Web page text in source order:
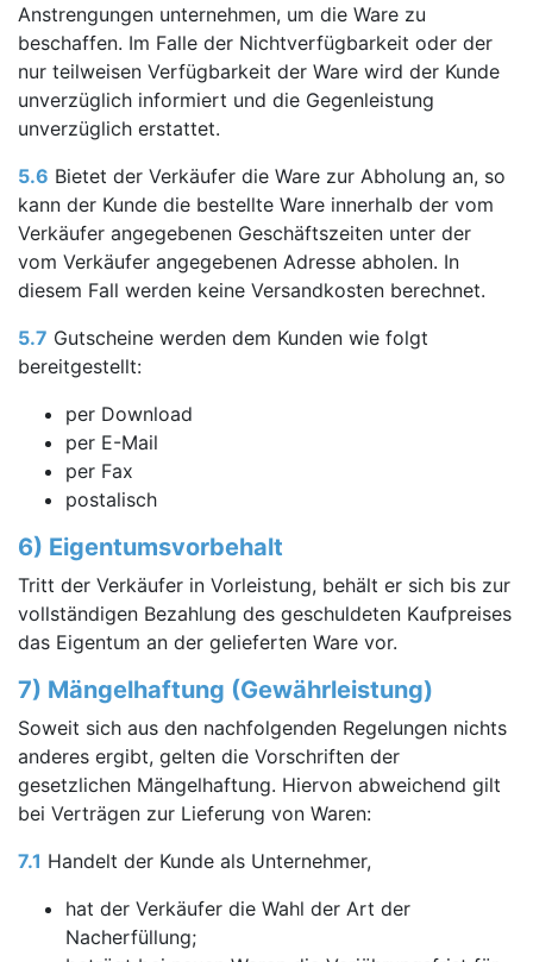
Anstrengungen unternehmen, um die Ware zu
beschaffen. Im Falle der Nichtverfügbarkeit oder der
nur teilweisen Verfügbarkeit der Ware wird der Kunde
unverzüglich informiert und die Gegenleistung
unverzüglich erstattet.
5.6 Bietet der Verkäufer die Ware zur Abholung an, so
kann der Kunde die bestellte Ware innerhalb der vom
Verkäufer angegebenen Geschäftszeiten unter der
vom Verkäufer angegebenen Adresse abholen. In
diesem Fall werden keine Versandkosten berechnet.
5.7 Gutscheine werden dem Kunden wie folgt
bereitgestellt:
per Download
per E-Mail
per Fax
postalisch
6) Eigentumsvorbehalt
Tritt der Verkäufer in Vorleistung, behält er sich bis zur
vollständigen Bezahlung des geschuldeten Kaufpreises
das Eigentum an der gelieferten Ware vor.
7) Mängelhaftung (Gewährleistung)
Soweit sich aus den nachfolgenden Regelungen nichts
anderes ergibt, gelten die Vorschriften der
gesetzlichen Mängelhaftung. Hiervon abweichend gilt
bei Verträgen zur Lieferung von Waren:
7.1 Handelt der Kunde als Unternehmer,
hat der Verkäufer die Wahl der Art der
Nacherfüllung;